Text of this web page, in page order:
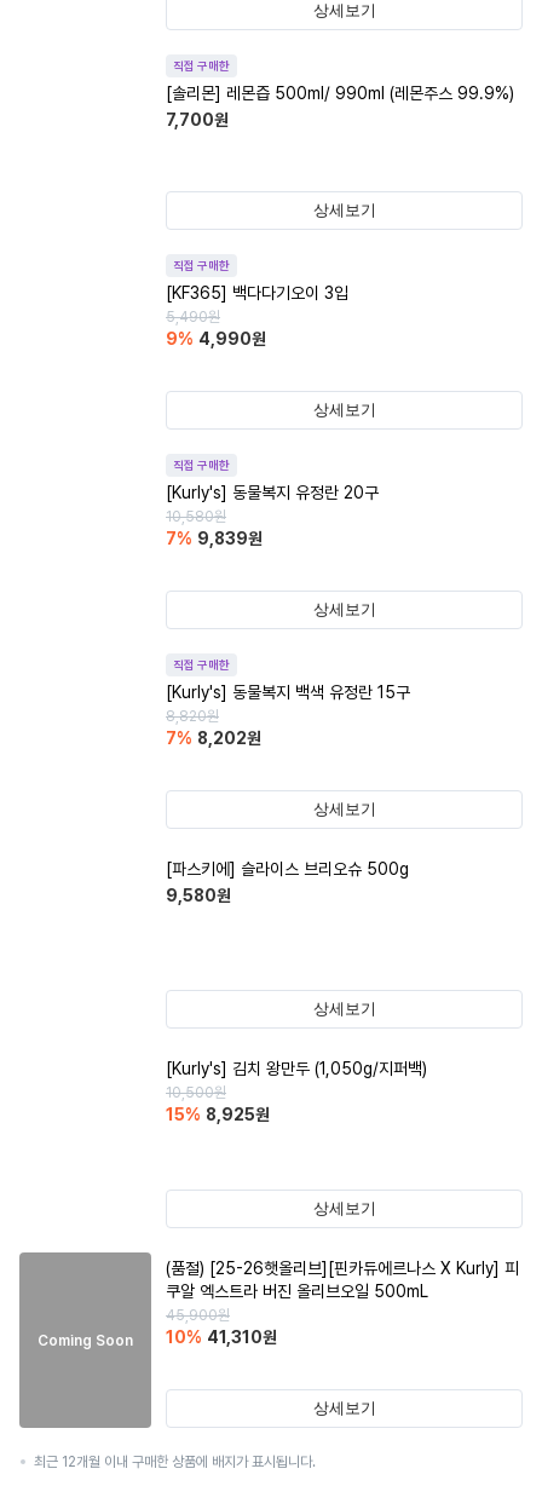
상세보기
직접 구매한
[솔리몬] 레몬즙 500ml/ 990ml (레몬주스 99.9%)
7,700원
상세보기
직접 구매한
[KF365] 백다다기오이 3입
5,490원
9% 4,990원
상세보기
직접 구매한
[Kurly's] 동물복지 유정란 20구
10,580원
7% 9,839원
상세보기
직접 구매한
[Kurly's] 동물복지 백색 유정란 15구
8,820원
7% 8,202원
상세보기
[파스키에] 슬라이스 브리오슈 500g
9,580원
상세보기
[Kurly's] 김치 왕만두 (1,050g/지퍼백)
10,500원
15% 8,925원
상세보기
Coming Soon
(품절) [25-26햇올리브][핀카듀에르나스 X Kurly] 피
쿠알 엑스트라 버진 올리브오일 500mL
45,900원
10% 41,310원
상세보기
최근 12개월 이내 구매한 상품에 배지가 표시됩니다.